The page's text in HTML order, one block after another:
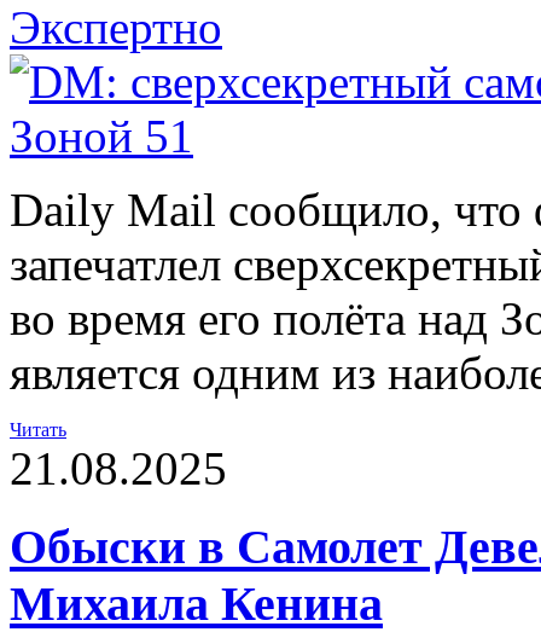
Экспертно
Daily Mail сообщило, что
запечатлел
во время его полёта над
является одним из
Читать
21.08.2025
Обыски в Самолет
Михаила Кенина